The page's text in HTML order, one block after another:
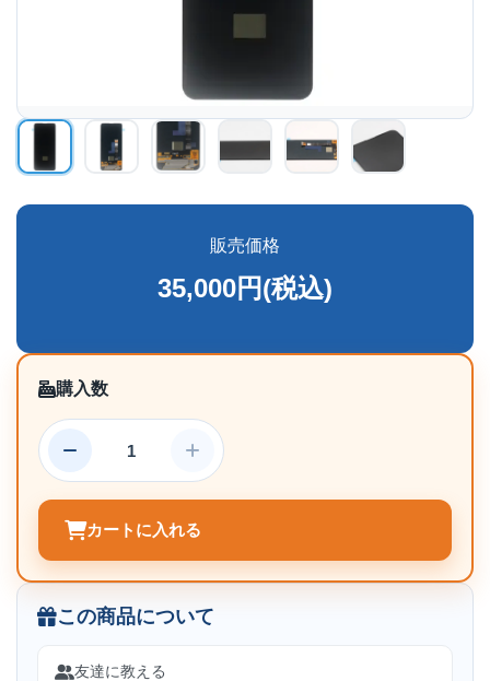
販売価格
35,000円(税込)
購入数
カートに入れる
この商品について
友達に教える